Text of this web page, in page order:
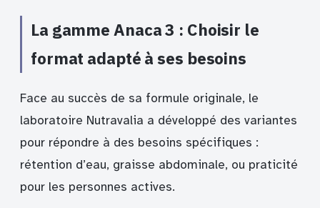
La gamme Anaca 3 : Choisir le
format adapté à ses besoins
Face au succès de sa formule originale, le
laboratoire Nutravalia a développé des variantes
pour répondre à des besoins spécifiques :
rétention d’eau, graisse abdominale, ou praticité
pour les personnes actives.